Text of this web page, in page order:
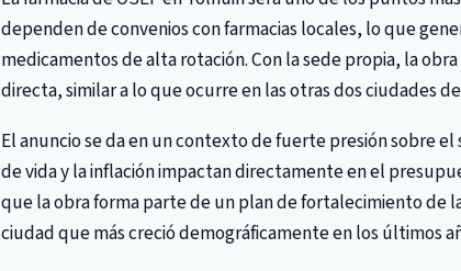
dependen de convenios con farmacias locales, lo que
medicamentos de alta rotación. Con la sede propia, la
directa, similar a lo que ocurre en las otras dos ciudades
El anuncio se da en un contexto de fuerte presión sobre
de vida y la inflación impactan directamente en el
que la obra forma parte de un plan de fortalecimiento de
ciudad que más creció demográficamente en los últimos